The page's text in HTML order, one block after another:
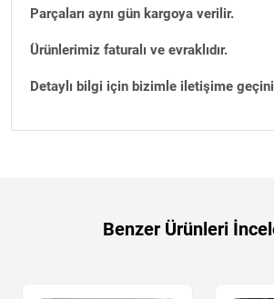
Parçaları aynı gün kargoya verilir.
Ürünlerimiz faturalı ve evraklıdır.
Detaylı bilgi için bizimle iletişime
Benzer Ürünleri